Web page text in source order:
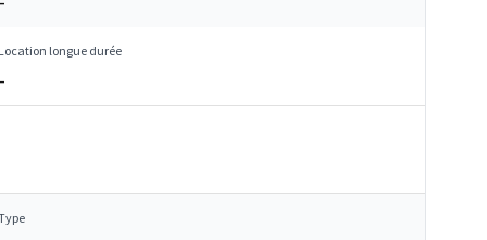
longue durée